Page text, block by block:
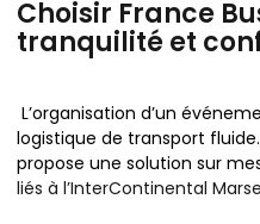
Choisir France
tranquilité et
L’organisation d’un
logistique de transport
propose une solution sur
liés à l’InterContinental